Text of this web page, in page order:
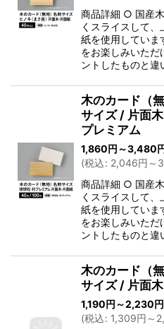
商品詳細 ○ 国産
くスライスして
紙を使用してい
をお楽しみいた
ントしたものと
木のカード（
サイズ / 片面
プレミアム
1,860円 ～3,480
(税込: 2,046円 ～
商品詳細 ○ 国産
くスライスして
紙を使用してい
をお楽しみいた
ントしたものと
木のカード（
サイズ / 片面
1,190円 ～2,230円
(税込: 1,309円 ～